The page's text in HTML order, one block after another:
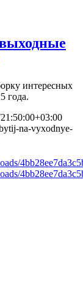
интересных
года.
na-vyxodnye-